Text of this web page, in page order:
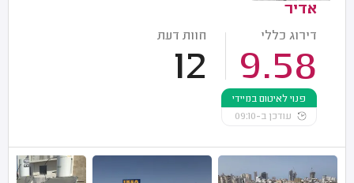
אדיר
דירוג כללי
9.58
חוות דעת
12
פנוי לאיטום במיידי
עודכן ב-09:10